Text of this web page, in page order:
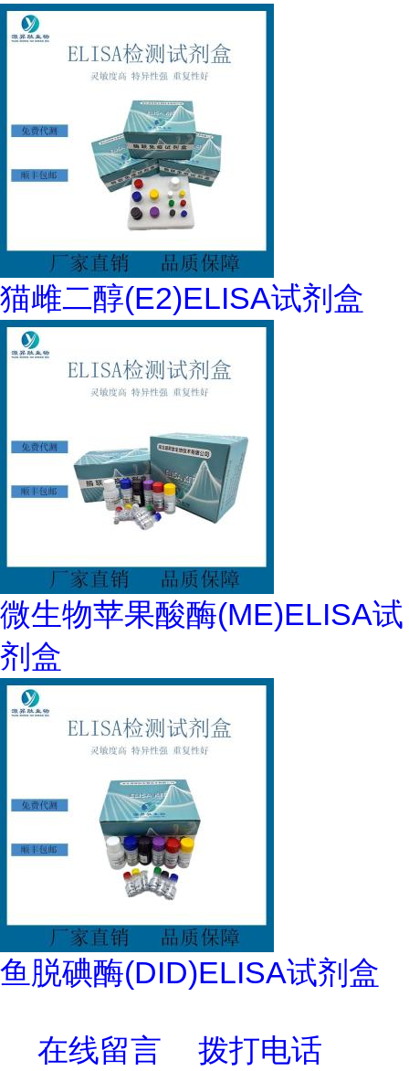
猫雌二醇(E2)ELISA试剂盒
微生物苹果酸酶(ME)ELISA试
剂盒
鱼脱碘酶(DID)ELISA试剂盒
在线留言 拨打电话